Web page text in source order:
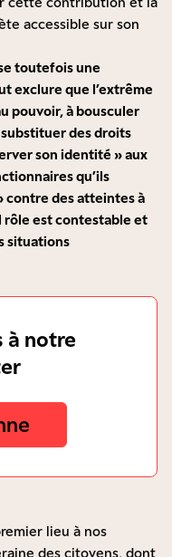
accessible sur son
toutefois une
exclure que l’extrême
pouvoir, à bousculer
des droits
son identité » aux
qu’ils
contre des atteintes à
rôle est contestable et
situations
à notre
lieu à nos
des citoyens, dont